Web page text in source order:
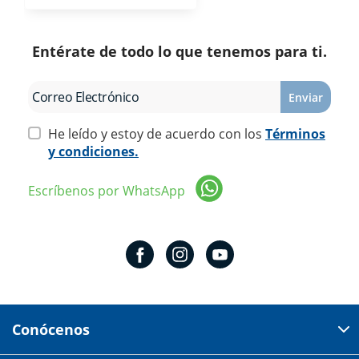
Entérate de todo lo que tenemos para ti.
Enviar
He leído y estoy de acuerdo con los Términos
y condiciones.
Escríbenos por WhatsApp
Conócenos